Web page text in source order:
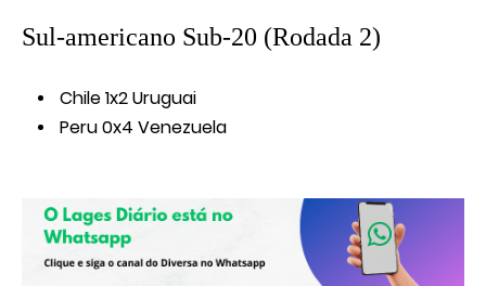
Sul-americano Sub-20 (Rodada 2)
Chile 1x2 Uruguai
Peru 0x4 Venezuela